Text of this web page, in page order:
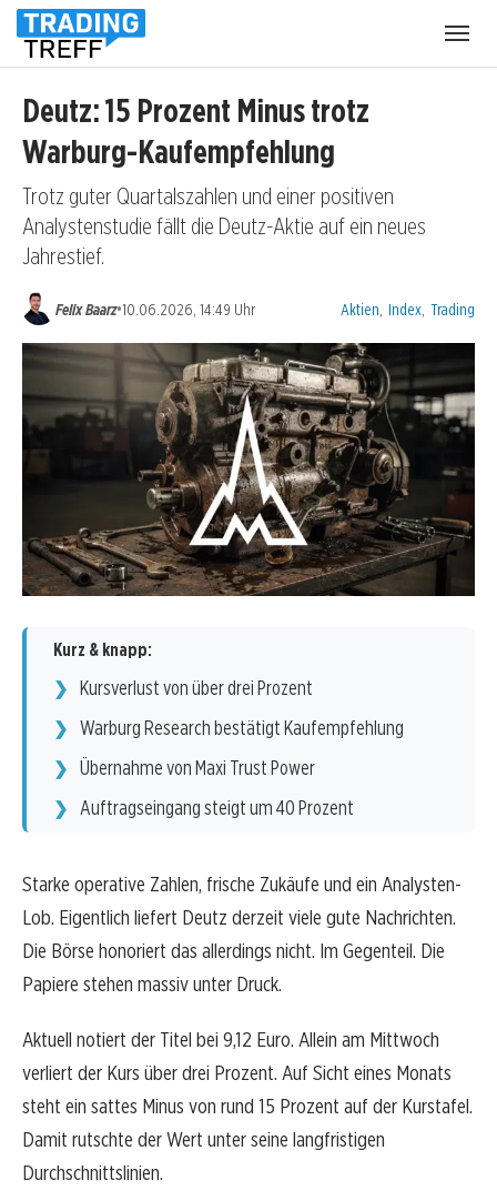
Deutz: 15 Prozent Minus trotz
Warburg-Kaufempfehlung
Trotz guter Quartalszahlen und einer positiven
Analystenstudie fällt die Deutz-Aktie auf ein neues
Jahrestief.
Felix Baarz•10.06.2026, 14:49 Uhr Kategorien:
Aktien Index Trading
Kurz & knapp:
Kursverlust von über drei Prozent
Warburg Research bestätigt Kaufempfehlung
Übernahme von Maxi Trust Power
Auftragseingang steigt um 40 Prozent
Starke operative Zahlen, frische Zukäufe und ein Analysten-
Lob. Eigentlich liefert Deutz derzeit viele gute Nachrichten.
Die Börse honoriert das allerdings nicht. Im Gegenteil. Die
Papiere stehen massiv unter Druck.
Aktuell notiert der Titel bei 9,12 Euro. Allein am Mittwoch
verliert der Kurs über drei Prozent. Auf Sicht eines Monats
steht ein sattes Minus von rund 15 Prozent auf der Kurstafel.
Damit rutschte der Wert unter seine langfristigen
Durchschnittslinien.